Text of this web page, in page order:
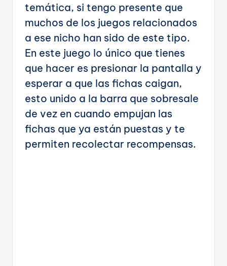
temática, si tengo presente que
muchos de los juegos relacionados
a ese nicho han sido de este tipo.
En este juego lo único que tienes
que hacer es presionar la pantalla y
esperar a que las fichas caigan,
esto unido a la barra que sobresale
de vez en cuando empujan las
fichas que ya están puestas y te
permiten recolectar recompensas.